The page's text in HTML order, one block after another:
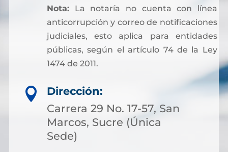
Nota:La notaría no cuenta con línea
anticorrupción y correo de notificaciones
judiciales, esto aplica para entidades
públicas, según el artículo 74 de la Ley
1474 de 2011.

Dirección:
Carrera 29 No. 17-57, San
Marcos, Sucre (Única
Sede)